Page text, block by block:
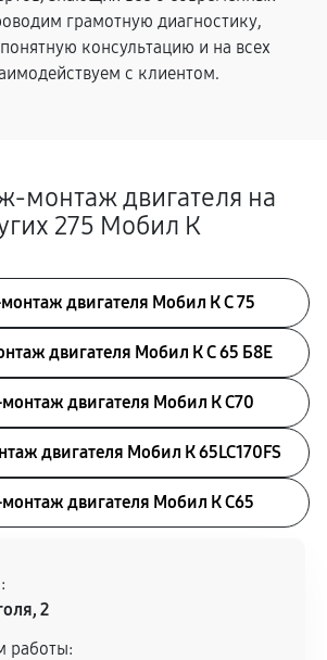
грамотную диагностику,
консультацию и на всех
с клиентом.
монтаж двигателя на
275 Мобил К
двигателя Мобил К С 75
двигателя Мобил К С 65 Б8Е
двигателя Мобил К С70
двигателя Мобил К 65LC170FS
двигателя Мобил К С65
2
работы: